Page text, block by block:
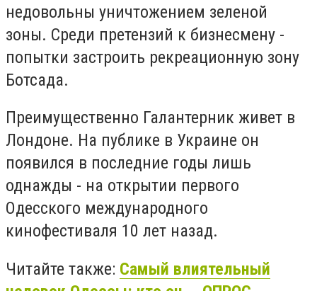
недовольны уничтожением зеленой
зоны. Среди претензий к бизнесмену -
попытки застроить рекреационную зону
Ботсада.
Преимущественно Галантерник живет в
Лондоне. На публике в Украине он
появился в последние годы лишь
однажды - на открытии первого
Одесского международного
кинофестиваля 10 лет назад.
Читайте также: Самый влиятельный